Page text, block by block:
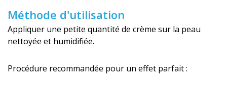
Méthode d'utilisation
Appliquer une petite quantité de crème sur la peau
nettoyée et humidifiée.
Procédure recommandée pour un effet parfait :